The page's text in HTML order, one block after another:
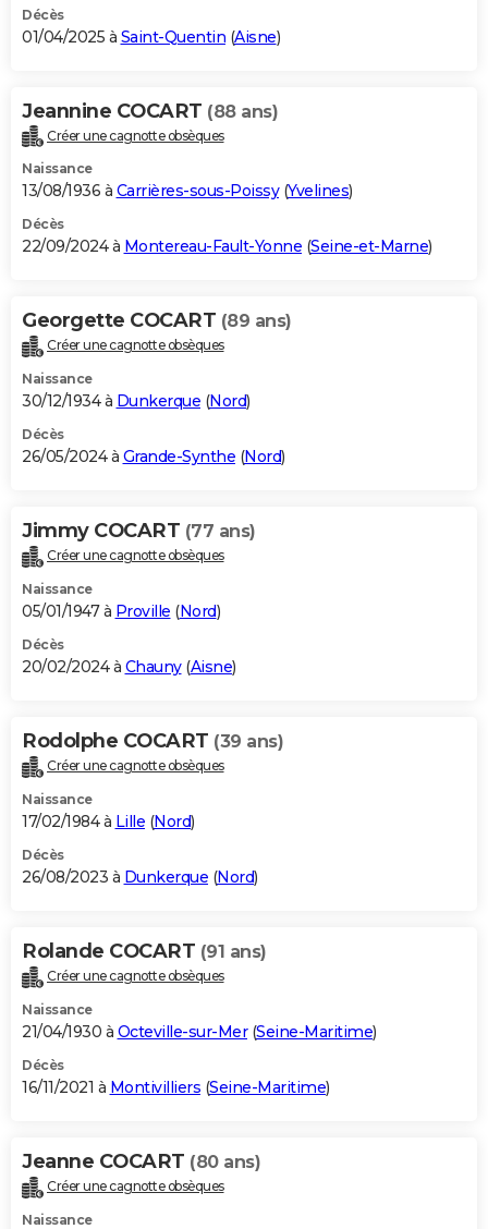
Décès
01/04/2025 à Saint-Quentin (Aisne)
Jeannine COCART (88 ans)
Créer une cagnotte obsèques
Naissance
13/08/1936 à Carrières-sous-Poissy(Yvelines)
Décès
22/09/2024 à Montereau-Fault-Yonne (Seine-et-Marne)
Georgette COCART (89 ans)
Créer une cagnotte obsèques
Naissance
30/12/1934 à Dunkerque (Nord)
Décès
26/05/2024 à Grande-Synthe (Nord)
Jimmy COCART (77 ans)
Créer une cagnotte obsèques
Naissance
05/01/1947 à Proville (Nord)
Décès
20/02/2024 à Chauny(Aisne)
Rodolphe COCART (39 ans)
Créer une cagnotte obsèques
Naissance
17/02/1984 à Lille (Nord)
Décès
26/08/2023 à Dunkerque (Nord)
Rolande COCART (91 ans)
Créer une cagnotte obsèques
Naissance
21/04/1930 à Octeville-sur-Mer(Seine-Maritime)
Décès
16/11/2021 à Montivilliers (Seine-Maritime)
Jeanne COCART (80 ans)
Créer une cagnotte obsèques
Naissance